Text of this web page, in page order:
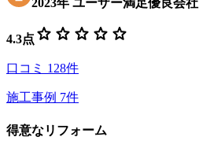
4.3点 star star star star star
口コミ 128件
施工事例 7件
得意なリフォーム